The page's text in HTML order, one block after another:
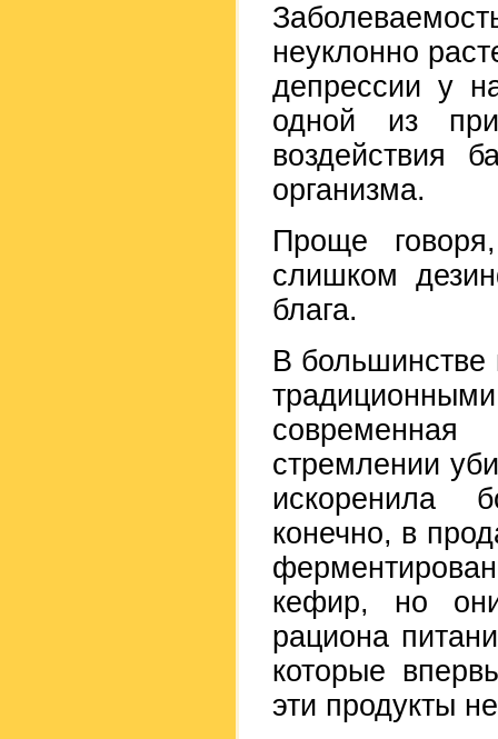
неуклонно
депрессии у
одной из
воздействия
организма.
Проще
слишком
блага.
В большинстве
стремлении
искоренила
конечно, в
кефир, но
рациона
которые
эти продукты